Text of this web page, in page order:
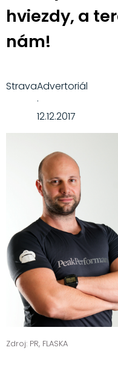
hviezdy, a
nám!
Zdroj: PR, FLASKA
StravaAdvertoriál
·
12.12.2017